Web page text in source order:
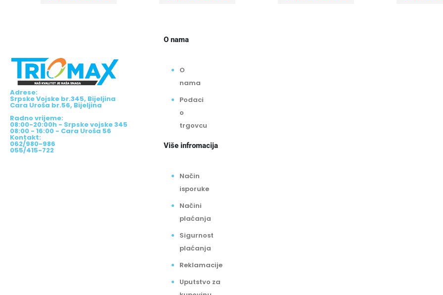
Adrese:
Srpske Vojske br.345, Bijeljina
Cara Uroša br.56, Bijeljina
Radno vrijeme:
08:00-20:00h - Srpske vojske 345
08:00 - 16:00 - Cara Uroša 56
Kontakt:
062/980-986
055/415-722
O nama
O
nama
Podaci
o
trgovcu
Više infromacija
Način
isporuke
Načini
plaćanja
Sigurnost
plaćanja
Reklamacije
Uputstvo za